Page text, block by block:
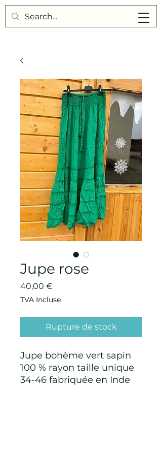
Points de Suture
Jupe rose
40,00 €
TVA Incluse
Rupture de stock
Jupe bohème vert sapin
100 % rayon taille unique
34-46 fabriquée en Inde